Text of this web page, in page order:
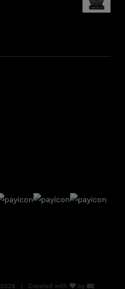
2026 | Created with by BE